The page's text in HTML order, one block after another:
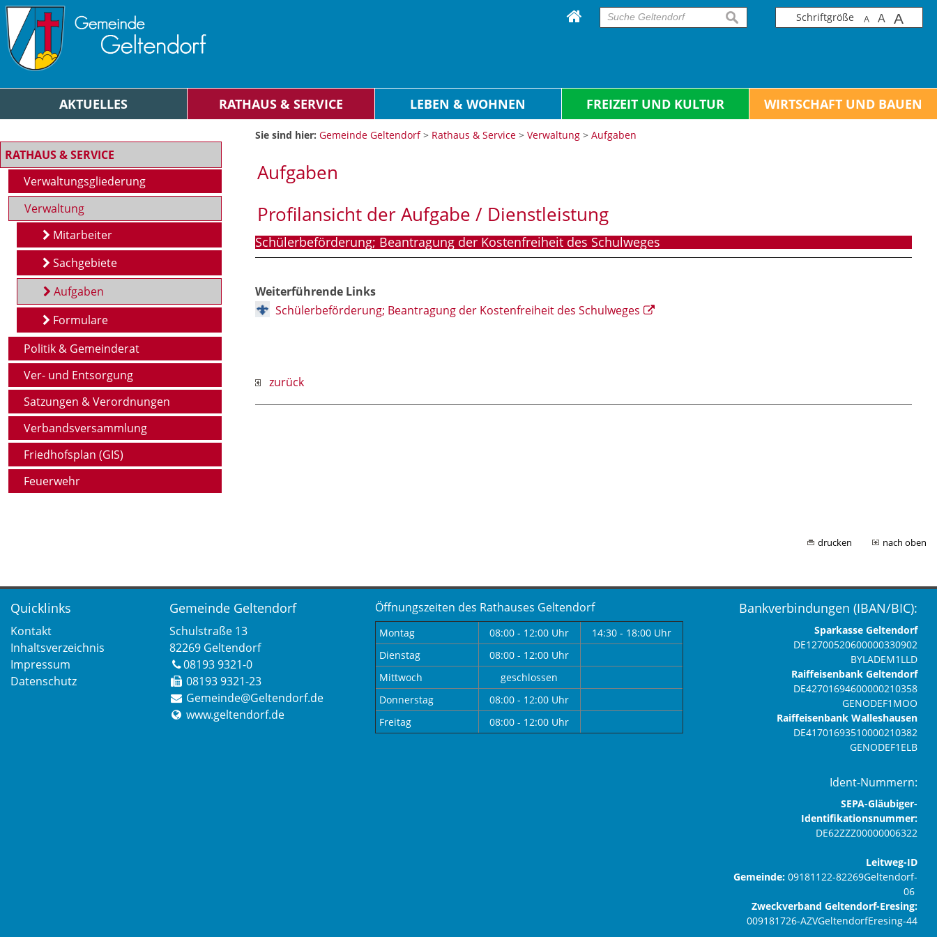
Zum Inhalt,zur Navigation
Schriftgröße A A A
suchen
AKTUELLES RATHAUS & SERVICE LEBEN & WOHNEN FREIZEIT UND KULTUR WIRTSCHAFT UND BAUEN
RATHAUS & SERVICE
Verwaltungsgliederung
Verwaltung
Mitarbeiter
Sachgebiete
Aufgaben
Formulare
Politik & Gemeinderat
Ver- und Entsorgung
Satzungen & Verordnungen
Verbandsversammlung
Friedhofsplan (GIS)
Feuerwehr
Sie sind hier: Gemeinde Geltendorf> Rathaus & Service > Verwaltung > Aufgaben
Aufgaben
Profilansicht der Aufgabe / Dienstleistung
Schülerbeförderung; Beantragung der Kostenfreiheit des Schulweges
Weiterführende Links
Schülerbeförderung; Beantragung der Kostenfreiheit des Schulweges
zurück
drucken nach oben
Quicklinks
Kontakt
Inhaltsverzeichnis
Impressum
Datenschutz
Gemeinde Geltendorf
Schulstraße 13
82269 Geltendorf
08193 9321-0
08193 9321-23
Gemeinde@Geltendorf.de
www.geltendorf.de
Öffnungszeiten des Rathauses Geltendorf
Montag 08:00 - 12:00 Uhr
14:30 - 18:00 Uhr
Dienstag
08:00 - 12:00 Uhr
Mittwoch
geschlossen
Donnerstag
08:00 - 12:00 Uhr
Freitag
08:00 - 12:00 Uhr
Bankverbindungen (IBAN/BIC):
Sparkasse Geltendorf
DE12700520600000330902
BYLADEM1LLD
Raiffeisenbank Geltendorf
DE42701694600000210358
GENODEF1MOO
Raiffeisenbank Walleshausen
DE41701693510000210382
GENODEF1ELB
Ident-Nummern:
SEPA-Gläubiger-
Identifikationsnummer:
DE62ZZZ00000006322
Leitweg-ID
Gemeinde:09181122-82269Geltendorf-
06
Zweckverband Geltendorf-Eresing:
009181726-AZVGeltendorfEresing-44